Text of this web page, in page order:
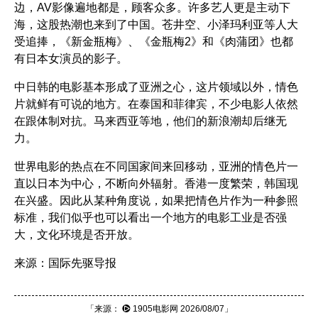
边，AV影像遍地都是，顾客众多。许多艺人更是主动下
海，这股热潮也来到了中国。苍井空、小泽玛利亚等人大
受追捧，
《新金瓶梅》 《金瓶梅2》 和 《肉蒲团》 也都
有日本女演员的影子。
中日韩的电影基本形成了亚洲之心，这片领域以外，情色
片就鲜有可说的地方。在泰国和菲律宾，不少电影人依然
在跟体制对抗。马来西亚等地，他们的新浪潮却后继无
力。
世界电影的热点在不同国家间来回移动，亚洲的情色片一
直以日本为中心，不断向外辐射。香港一度繁荣，韩国现
在兴盛。因此从某种角度说，如果把情色片作为一种参照
标准，我们似乎也可以看出一个地方的电影工业是否强
大，文化环境是否开放。
来源：国际先驱导报
「来源： 1905电影网 2026/08/07」